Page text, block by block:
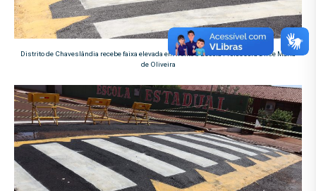
Distrito de Chaveslândia recebe faixa elevada em frente à Escola Professora Dirce Maria
de Oliveira